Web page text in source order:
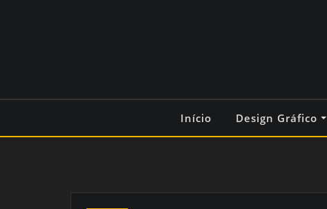
Início Design Gráfico